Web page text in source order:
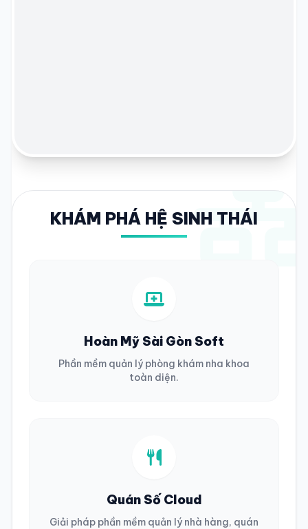
KHÁM PHÁ HỆ SINH THÁI
Hoàn Mỹ Sài Gòn Soft
Phần mềm quản lý phòng khám nha khoa
toàn diện.
Quán Số Cloud
Giải pháp phần mềm quản lý nhà hàng, quán